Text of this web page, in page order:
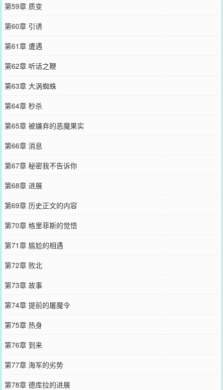
第59章 质变
第60章 引诱
第61章 遭遇
第62章 听话之鞭
第63章 大涡蜘蛛
第64章 秒杀
第65章 被嫌弃的恶魔果实
第66章 消息
第67章 秘密我不告诉你
第68章 进展
第69章 历史正文的内容
第70章 格里菲斯的觉悟
第71章 尴尬的相遇
第72章 败北
第73章 故事
第74章 提前的屠魔令
第75章 热身
第76章 到来
第77章 海军的劣势
第78章 德库拉的进展